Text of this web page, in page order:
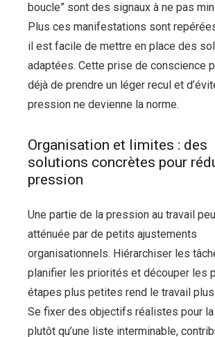
boucle” sont des signaux à ne pas
Plus ces manifestations sont
il est facile de mettre en place des
adaptées. Cette prise de conscience
déjà de prendre un léger recul et
pression ne devienne la norme.
Organisation et limites : des
solutions concrètes pour
pression
Une partie de la pression au travail
atténuée par de petits ajustements
organisationnels. Hiérarchiser les
planifier les priorités et découper les
étapes plus petites rend le travail
Se fixer des objectifs réalistes pour la
plutôt qu’une liste interminable,